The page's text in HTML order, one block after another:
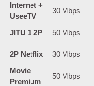
Internet +
UseeTV
30 Mbps
JITU 1 2P
50 Mbps
2P Netflix
30 Mbps
Movie
Premium
50 Mbps